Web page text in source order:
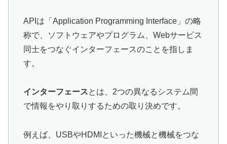
APIは「Application Programming Interface」の略
称で、ソフトウェアやプログラム、Webサービス
同士をつなぐインターフェースのことを指しま
す。
インターフェースとは、2つの異なるシステム間
で情報をやり取りするための取り決めです。
例えば、USBやHDMIといった機械と機械をつな